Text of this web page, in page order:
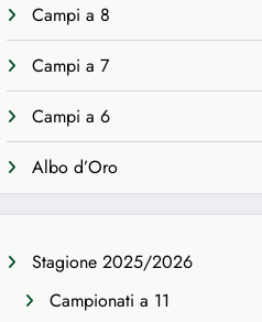
Campi a 8
Campi a 7
Campi a 6
Albo d’Oro
Stagione 2025/2026
Campionati a 11